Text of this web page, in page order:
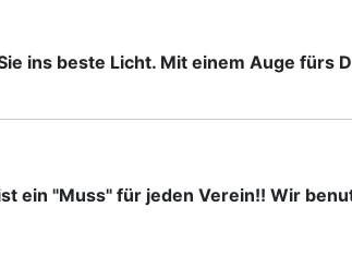
ins beste Licht. Mit einem Auge fürs
ein "Muss" für jeden Verein!! Wir